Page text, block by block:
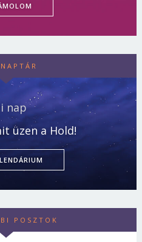
nap
üzen a Hold!
POSZTOK